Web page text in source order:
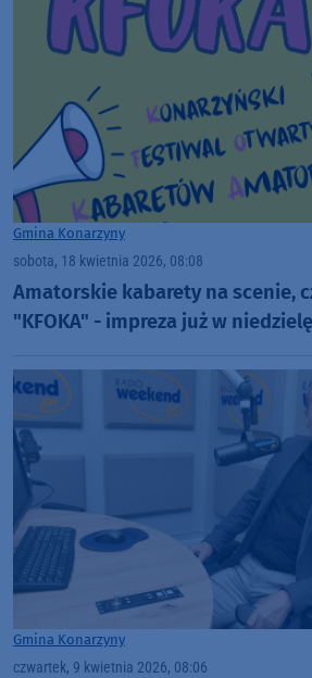
Gmina Konarzyny
sobota, 18 kwietnia 2026, 08:08
Amatorskie kabarety na scenie,
"KFOKA" - impreza już w
Gmina Konarzyny
czwartek, 9 kwietnia 2026, 08:06